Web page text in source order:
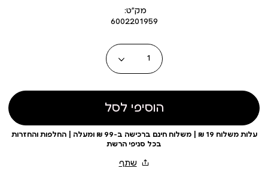
מוצרמק״ט:
6002201959
כמות
הוסיפי לסל
עלות משלוח 19 ₪ | משלוח חינם ברכישה ב-99 ₪ ומעלה | החלפות והחזרות
בכל סניפי הרשת